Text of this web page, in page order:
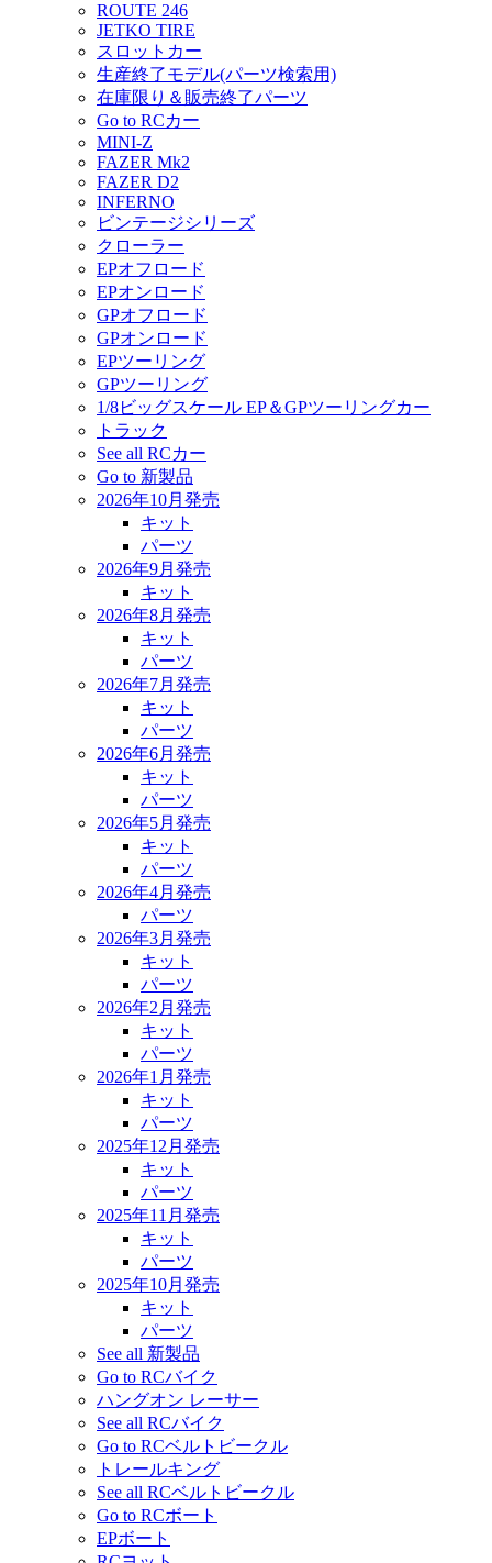
ROUTE 246
JETKO TIRE
スロットカー
生産終了モデル(パーツ検索用)
在庫限り＆販売終了パーツ
Go to RCカー
MINI-Z
FAZER Mk2
FAZER D2
INFERNO
ビンテージシリーズ
クローラー
EPオフロード
EPオンロード
GPオフロード
GPオンロード
EPツーリング
GPツーリング
1/8ビッグスケール EP＆GPツーリングカー
トラック
See all RCカー
Go to 新製品
2026年10月発売
キット
パーツ
2026年9月発売
キット
2026年8月発売
キット
パーツ
2026年7月発売
キット
パーツ
2026年6月発売
キット
パーツ
2026年5月発売
キット
パーツ
2026年4月発売
パーツ
2026年3月発売
キット
パーツ
2026年2月発売
キット
パーツ
2026年1月発売
キット
パーツ
2025年12月発売
キット
パーツ
2025年11月発売
キット
パーツ
2025年10月発売
キット
パーツ
See all 新製品
Go to RCバイク
ハングオン レーサー
See all RCバイク
Go to RCベルトビークル
トレールキング
See all RCベルトビークル
Go to RCボート
EPボート